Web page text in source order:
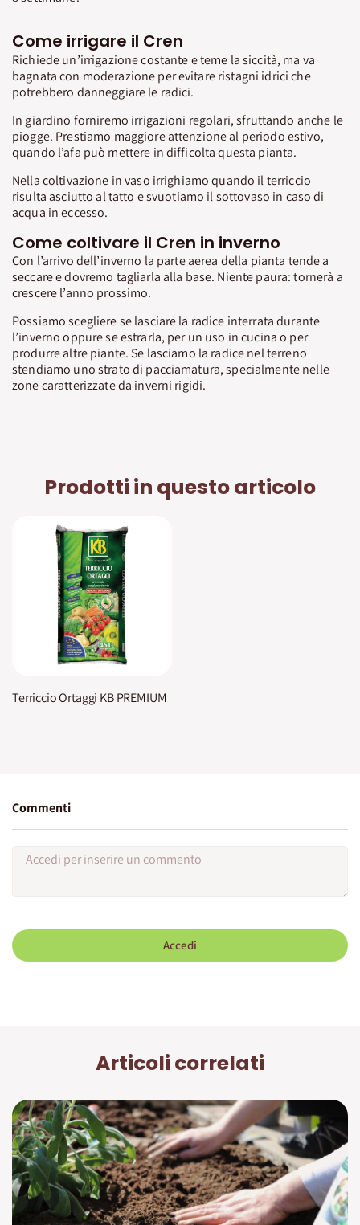
Come irrigare il Cren
Richiede un’irrigazione costante e teme la siccità, ma va
bagnata con moderazione per evitare ristagni idrici che
potrebbero danneggiare le radici.
In giardino forniremo irrigazioni regolari, sfruttando anche le
piogge. Prestiamo maggiore attenzione al periodo estivo,
quando l’afa può mettere in difficolta questa pianta.
Nella coltivazione in vaso irrighiamo quando il terriccio
risulta asciutto al tatto e svuotiamo il sottovaso in caso di
acqua in eccesso.
Come coltivare il Cren in inverno
Con l’arrivo dell’inverno la parte aerea della pianta tende a
seccare e dovremo tagliarla alla base. Niente paura: tornerà a
crescere l’anno prossimo.
Possiamo scegliere se lasciare la radice interrata durante
l’inverno oppure se estrarla, per un uso in cucina o per
produrre altre piante. Se lasciamo la radice nel terreno
stendiamo uno strato di pacciamatura, specialmente nelle
zone caratterizzate da inverni rigidi.
Prodotti in questo articolo
Terriccio Ortaggi KB PREMIUM
Commenti
Accedi
Articoli correlati